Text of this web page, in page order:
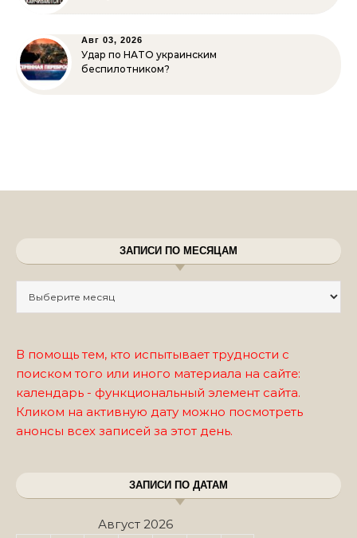
Авг 03, 2026
Удар по НАТО украинским
беспилотником?
ЗАПИСИ ПО МЕСЯЦАМ
В помощь тем, кто испытывает трудности с
поиском того или иного материала на сайте:
календарь - функциональный элемент сайта.
Кликом на активную дату можно посмотреть
анонсы всех записей за этот день.
ЗАПИСИ ПО ДАТАМ
Август 2026